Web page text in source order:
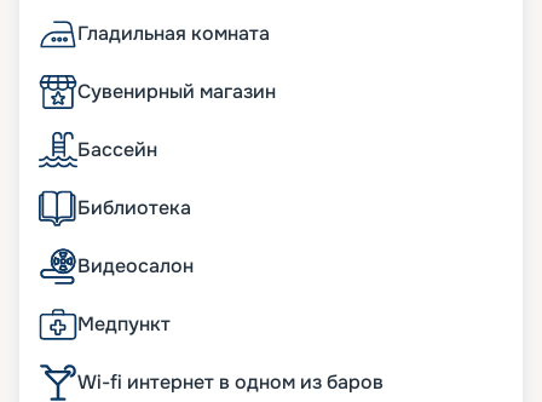
Гладильная комната
Сувенирный магазин
Бассейн
Библиотека
Видеосалон
Медпункт
Wi-fi интернет в одном из баров